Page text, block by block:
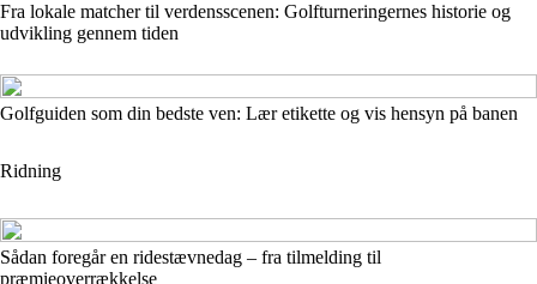
Fra lokale matcher til verdensscenen: Golfturneringernes historie og
udvikling gennem tiden
Golfguiden som din bedste ven: Lær etikette og vis hensyn på banen
Ridning
Sådan foregår en ridestævnedag – fra tilmelding til
præmieoverrækkelse